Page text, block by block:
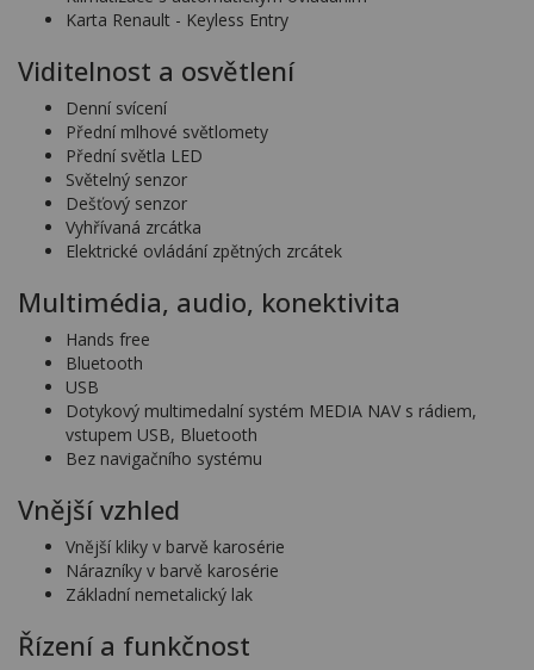
Karta Renault - Keyless Entry
Viditelnost a osvětlení
Denní svícení
Přední mlhové světlomety
Přední světla LED
Světelný senzor
Dešťový senzor
Vyhřívaná zrcátka
Elektrické ovládání zpětných zrcátek
Multimédia, audio, konektivita
Hands free
Bluetooth
USB
Dotykový multimedalní systém MEDIA NAV s rádiem,
vstupem USB, Bluetooth
Bez navigačního systému
Vnější vzhled
Vnější kliky v barvě karosérie
Nárazníky v barvě karosérie
Základní nemetalický lak
Řízení a funkčnost